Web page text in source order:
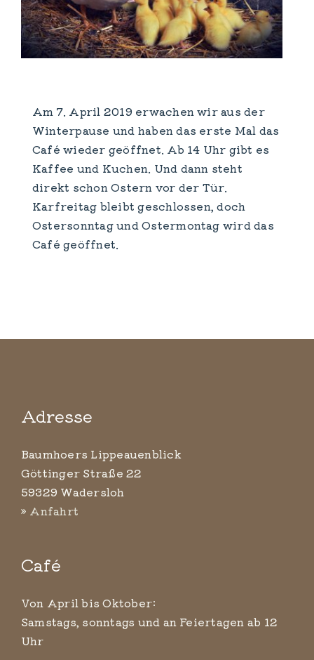
Am 7. April 2019 erwachen wir aus der
Winterpause und haben das erste Mal das
Café wieder geöffnet. Ab 14 Uhr gibt es
Kaffee und Kuchen. Und dann steht
direkt schon Ostern vor der Tür.
Karfreitag bleibt geschlossen, doch
Ostersonntag und Ostermontag wird das
Café geöffnet.
Adresse
Baumhoers Lippeauenblick
Göttinger Straße 22
59329 Wadersloh
» Anfahrt
Café
Von April bis Oktober:
Samstags, sonntags und an Feiertagen ab 12
Uhr